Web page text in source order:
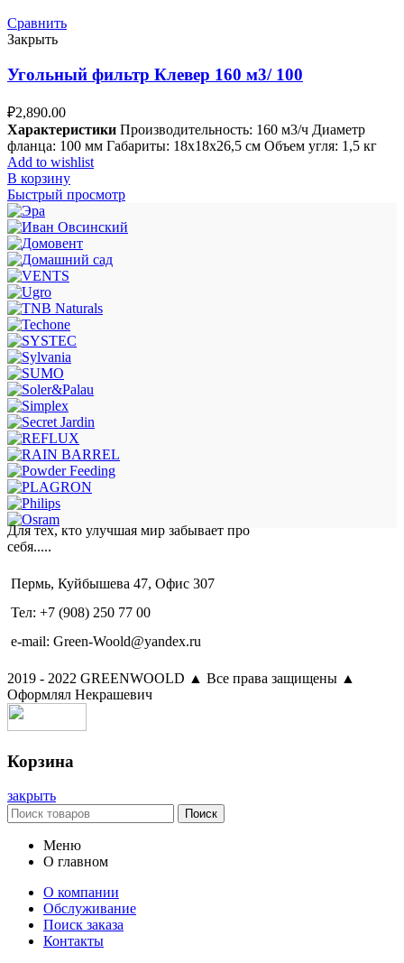
Сравнить
Закрыть
Угольный фильтр Клевер 160 м3/ 100
₽2,890.00
Характеристики Производительность: 160 м3/ч Диаметр
фланца: 100 мм Габариты: 18x18x26,5 см Объем угля: 1,5 кг
Add to wishlist
В корзину
Быстрый просмотр
Для тех, кто улучшая мир забывает про
себя.....
Пермь, Куйбышева 47, Офис 307
Тел: +7 (908) 250 77 00
e-mail: Green-Woold@yandex.ru
2019 - 2022 GREENWOOLD ▲ Все права защищены ▲
Оформлял Некрашевич
Корзина
закрыть
Поиск
Меню
О главном
О компании
Обслуживание
Поиск заказа
Контакты